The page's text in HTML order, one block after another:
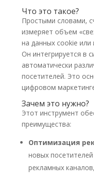
Что это такое?
Простыми словами,
измеряет объем
на данных cookie или
Он интегрируется в
автоматически
посетителей. Это
цифровом
Зачем это нужно?
Этот инструмент
преимущества:
Оптимизация
новых
рекламных